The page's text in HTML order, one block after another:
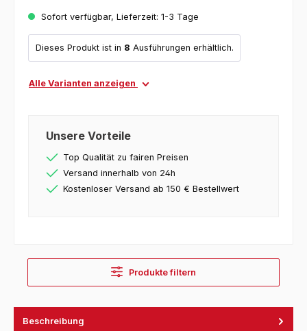
Sofort verfügbar, Lieferzeit: 1-3 Tage
Dieses Produkt ist in 8 Ausführungen erhältlich.
Alle Varianten anzeigen
Unsere Vorteile
Top Qualität zu fairen Preisen
Versand innerhalb von 24h
Kostenloser Versand ab 150 € Bestellwert
Produkte filtern
Beschreibung